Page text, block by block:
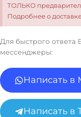
ТОЛЬКО
Подробнее о
Для быстрого ответа
мессенджеры:
Написать в
Написать в